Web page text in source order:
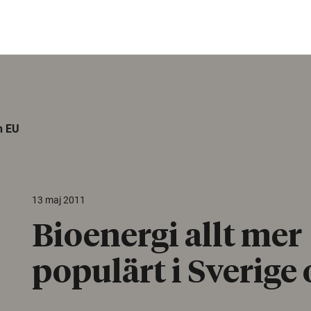
EU
13 maj 2011
Bioenergi allt mer
populärt i Sverige